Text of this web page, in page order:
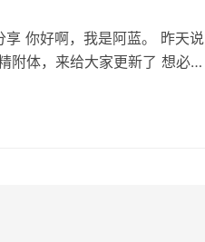
你好啊，我是阿蓝。 昨天说
附体，来给大家更新了 想必我